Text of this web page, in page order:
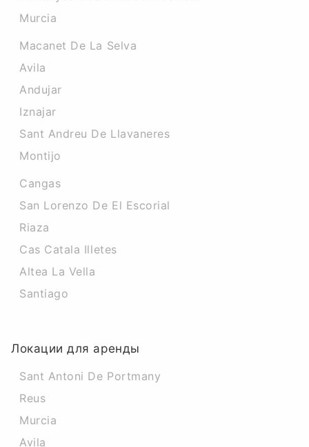
Murcia
Macanet De La Selva
Avila
Andujar
Iznajar
Sant Andreu De Llavaneres
Montijo
Cangas
San Lorenzo De El Escorial
Riaza
Cas Catala Illetes
Altea La Vella
Santiago
Локации для аренды
Sant Antoni De Portmany
Reus
Murcia
Avila